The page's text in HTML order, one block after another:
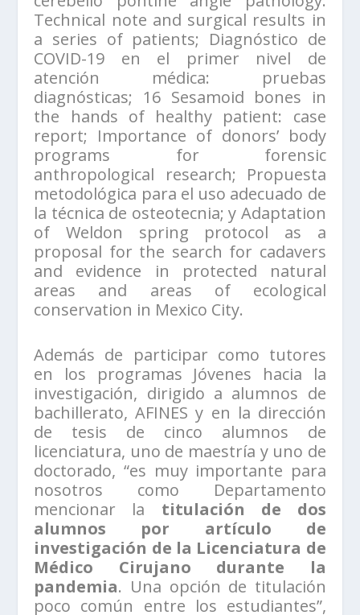
Technical note and surgical results in
a series of patients; Diagnóstico de
COVID-19 en el primer nivel de
atención médica: pruebas
diagnósticas; 16 Sesamoid bones in
the hands of healthy patient: case
report; Importance of donors’ body
programs for forensic
anthropological research; Propuesta
metodológica para el uso adecuado de
la técnica de osteotecnia; y Adaptation
of Weldon spring protocol as a
proposal for the search for cadavers
and evidence in protected natural
areas and areas of ecological
conservation in Mexico City.
Además de participar como tutores
en los programas Jóvenes hacia la
investigación, dirigido a alumnos de
bachillerato, AFINES y en la dirección
de tesis de cinco alumnos de
licenciatura, uno de maestría y uno de
doctorado, “es muy importante para
nosotros como Departamento
mencionar la titulación de dos
alumnos por artículo de
investigación de la Licenciatura de
Médico Cirujano durante la
pandemia. Una opción de titulación
poco común entre los estudiantes”,